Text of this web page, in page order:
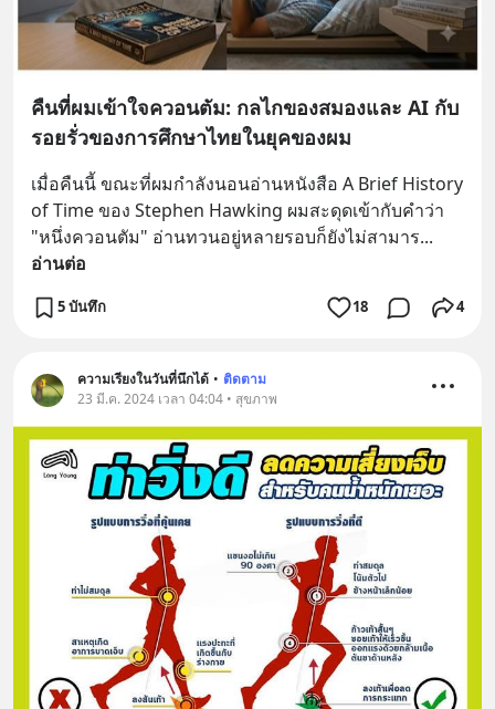
คืนที่ผมเข้าใจควอนตัม: กลไกของสมองและ AI กับ
รอยรั่วของการศึกษาไทยในยุคของผม
เมื่อคืนนี้ ขณะที่ผมกำลังนอนอ่านหนังสือ A Brief History
of Time ของ Stephen Hawking ผมสะดุดเข้ากับคำว่า
"หนึ่งควอนตัม" อ่านทวนอยู่หลายรอบก็ยังไม่สามาร
อ่านต่อ
5 บันทึก 18 4
ความเรียงในวันที่นึกได้ • ติดตาม
23 มี.ค. 2024 เวลา 04:04 • สุขภาพ